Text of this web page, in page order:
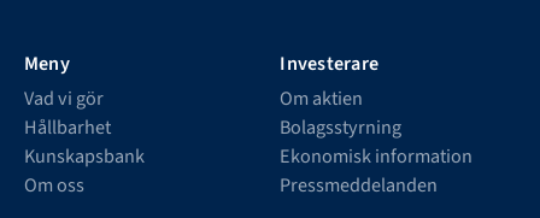
Meny
Vad vi gör
Hållbarhet
Kunskapsbank
Om oss
Investerare
Om aktien
Bolagsstyrning
Ekonomisk information
Pressmeddelanden